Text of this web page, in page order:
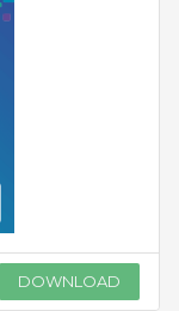
DOWNLOAD